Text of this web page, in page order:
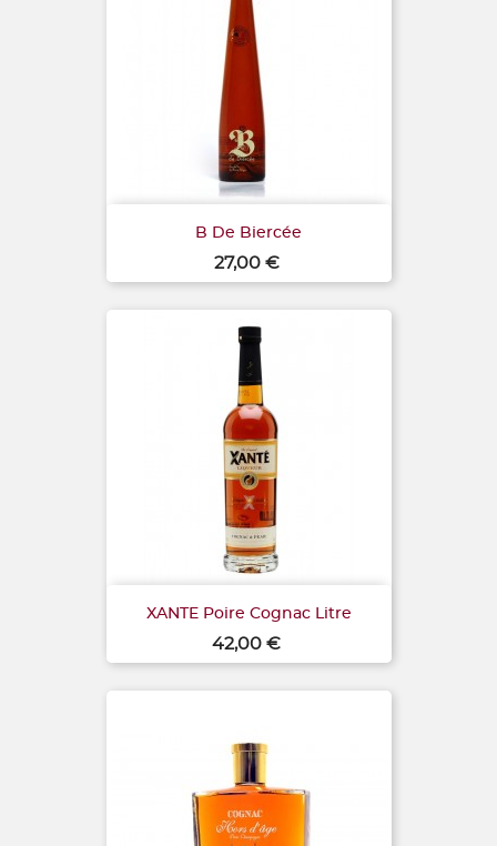
B De Biercée
Prix
27,00 €
XANTE Poire Cognac Litre
Prix
42,00 €